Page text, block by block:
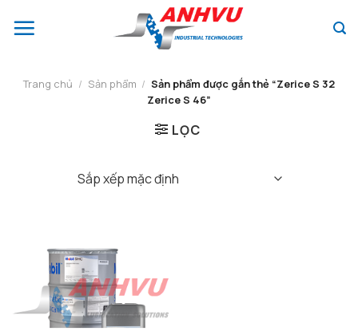
đến
Trang chủ / Sản phẩm / Sản phẩm được gắn thẻ “Zerice S 32
Zerice S 46”
LỌC